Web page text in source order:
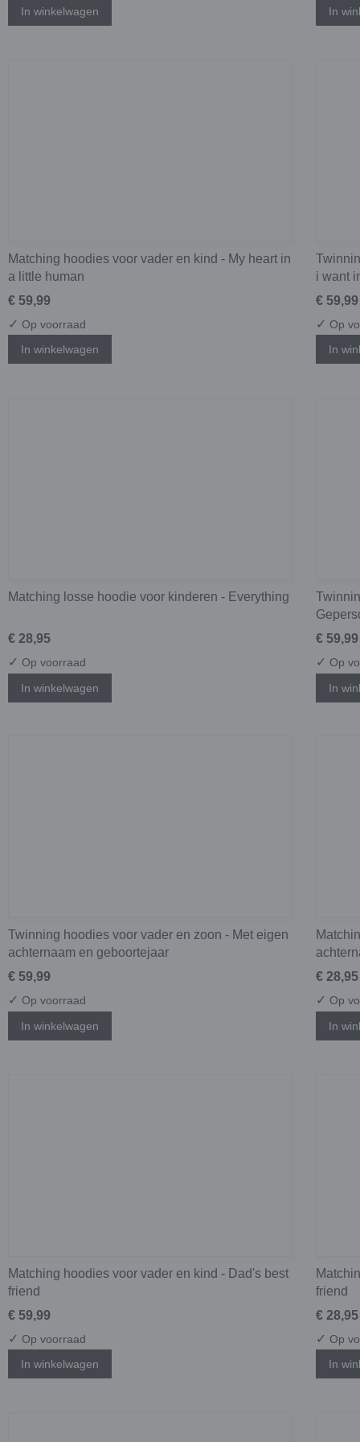
In winkelwagen
In
Matching hoodies voor vader en kind - My heart in
a little human
€ 59,99
✓ Op voorraad
In winkelwagen
i want
€ 59,99
✓ Op
In
Matching losse hoodie voor kinderen - Everything
€ 28,95
✓ Op voorraad
In winkelwagen
€ 59,99
✓ Op
In
Twinning hoodies voor vader en zoon - Met eigen
achternaam en geboortejaar
€ 59,99
✓ Op voorraad
In winkelwagen
€ 28,95
✓ Op
In
Matching hoodies voor vader en kind - Dad's best
friend
€ 59,99
✓ Op voorraad
In winkelwagen
friend
€ 28,95
✓ Op
In